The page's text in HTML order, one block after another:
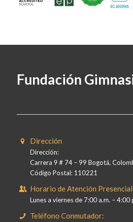
Fundación
Dirección
Dirección:
Carrera 9 # 74 – 99 Bogotá,
Código Postal: 110221
Horario de Atención
Lunes a viernes de 7:00 a.m. –
Teléfono Conmutador: